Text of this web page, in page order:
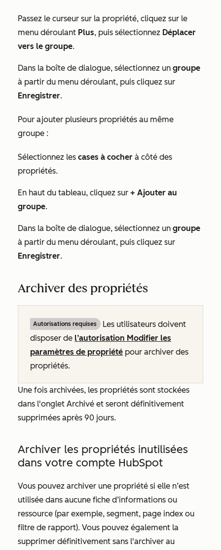
Passez le curseur sur la propriété, cliquez sur le
menu déroulant Plus, puis sélectionnez Déplacer
vers le groupe.
Dans la boîte de dialogue, sélectionnez un groupe
à partir du menu déroulant, puis cliquez sur
Enregistrer.
Pour ajouter plusieurs propriétés au même
groupe :
Sélectionnez les cases à cocher à côté des
propriétés.
En haut du tableau, cliquez sur + Ajouter au
groupe.
Dans la boîte de dialogue, sélectionnez un groupe
à partir du menu déroulant, puis cliquez sur
Enregistrer.
Archiver des propriétés
Autorisations requises
Les utilisateurs doivent
disposer de l’autorisation Modifier les
paramètres de propriété pour archiver des
propriétés.
Une fois archivées, les propriétés sont stockées
dans l'onglet Archivé et seront définitivement
supprimées après 90 jours.
Archiver les propriétés inutilisées
dans votre compte HubSpot
Vous pouvez archiver une propriété si elle n’est
utilisée dans aucune fiche d’informations ou
ressource (par exemple, segment, page index ou
filtre de rapport). Vous pouvez également la
supprimer définitivement sans l'archiver au